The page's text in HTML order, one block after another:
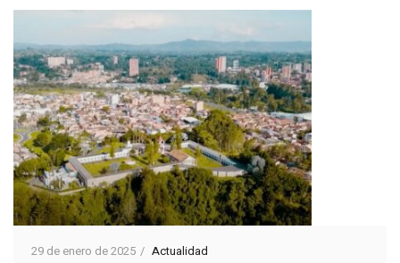
29 de enero de 2025 Actualidad